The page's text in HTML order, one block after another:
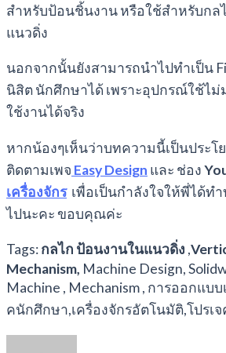
สำหรับป้อนชิ้นงาน หรือใช้สำหรับกล
แนวดิ่ง
นอกจากนั้นยังสามารถนำไปทำเป็น
นิสิต นักศึกษาได้ เพราะอุปกรณ์ใช้ไ
ใช้งานได้จริง
หากน้องๆเห็นว่าบทความนี้เป็นประโ
ติดตามเพจ Easy Design และ ช่อง
เครื่องจักรเพื่อเป็นกำลังใจให้พี่ได้ท
ไปนะคะ ขอบคุณค่ะ
Tags:กลไก ป้อนงานในแนวดิ่ง ,
Mechanism, Machine Design,
Machine , Mechanism , การออกแบบ
คนักศึกษา,เครื่องจักรอัตโนมัติ,โปรเ